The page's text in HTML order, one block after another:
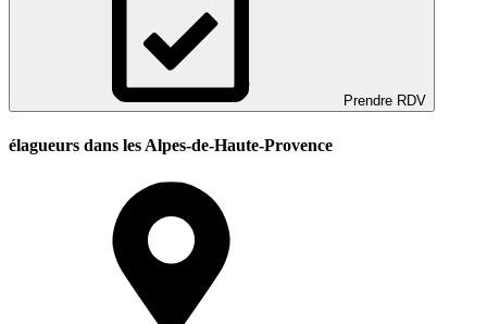
Prendre RDV
élagueurs dans les Alpes-de-Haute-Provence